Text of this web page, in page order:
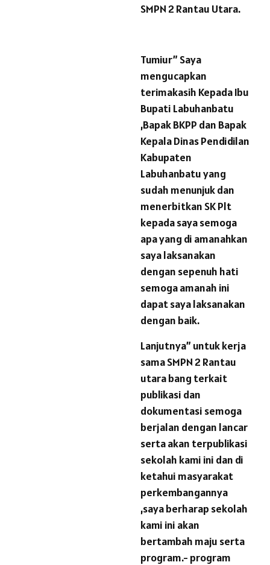
SMPN 2 Rantau Utara.
Tumiur” Saya
mengucapkan
terimakasih Kepada Ibu
Bupati Labuhanbatu
,Bapak BKPP dan Bapak
Kepala Dinas Pendidilan
Kabupaten
Labuhanbatu yang
sudah menunjuk dan
menerbitkan SK Plt
kepada saya semoga
apa yang di amanahkan
saya laksanakan
dengan sepenuh hati
semoga amanah ini
dapat saya laksanakan
dengan baik.
Lanjutnya” untuk kerja
sama SMPN 2 Rantau
utara bang terkait
publikasi dan
dokumentasi semoga
berjalan dengan lancar
serta akan terpublikasi
sekolah kami ini dan di
ketahui masyarakat
perkembangannya
,saya berharap sekolah
kami ini akan
bertambah maju serta
program.- program